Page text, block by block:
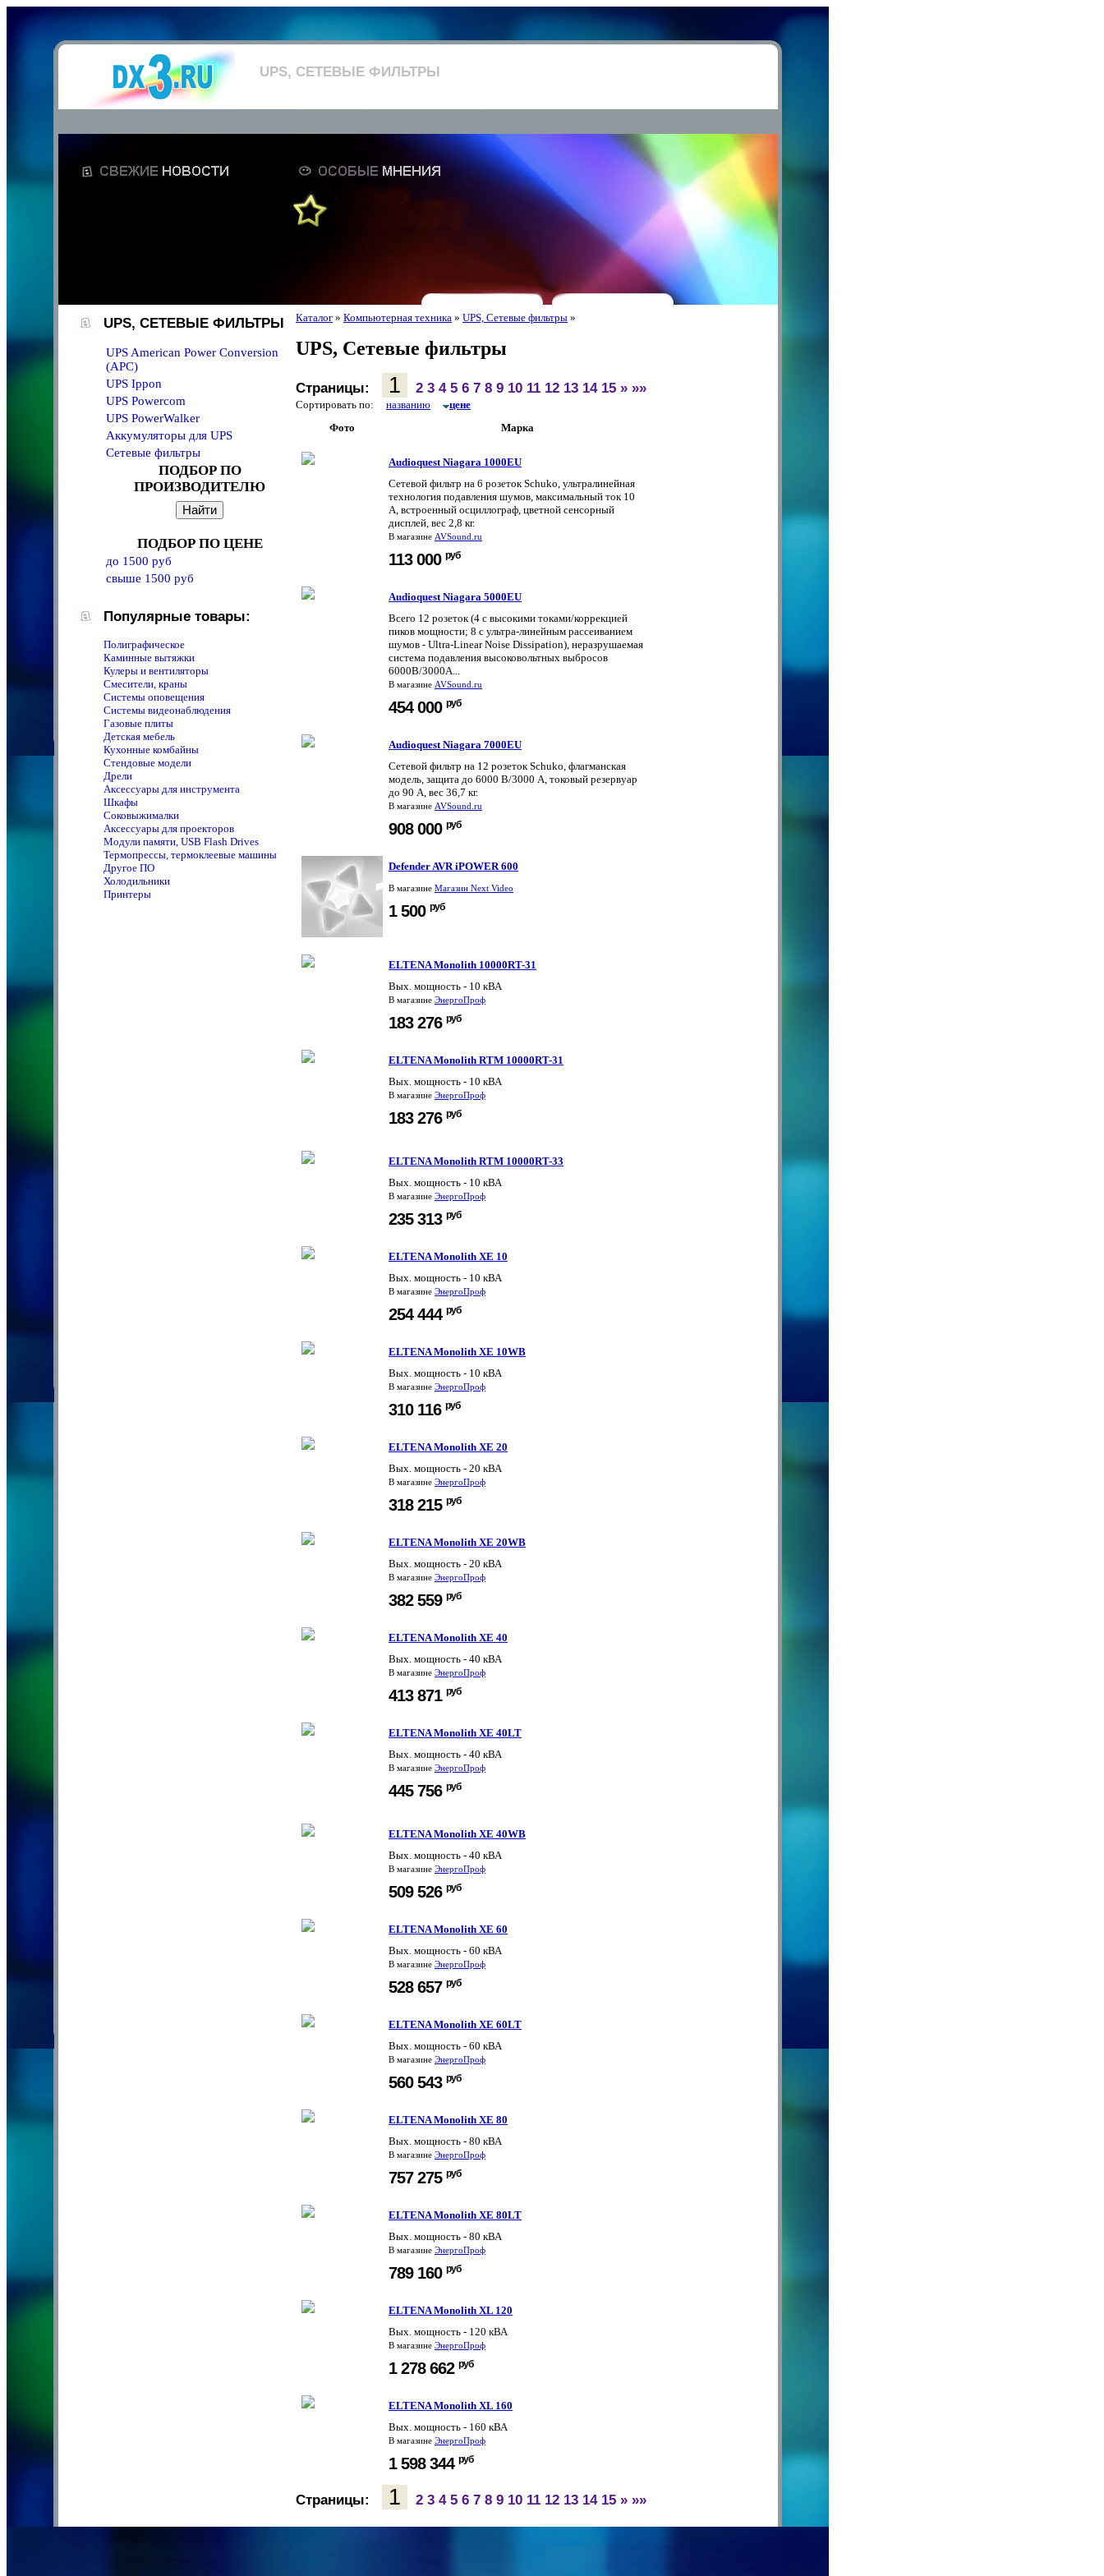
UPS, СЕТЕВЫЕ ФИЛЬТРЫ
UPS, СЕТЕВЫЕ ФИЛЬТРЫ
UPS American Power Conversion
(APC)
UPS Ippon
UPS Powercom
UPS PowerWalker
Аккумуляторы для UPS
Сетевые фильтры
ПОДБОР ПО
ПРОИЗВОДИТЕЛЮ
ПОДБОР ПО ЦЕНЕ
до 1500 руб
свыше 1500 руб
Популярные товары:
Полиграфическое
Каминные вытяжки
Кулеры и вентиляторы
Смесители, краны
Системы оповещения
Системы видеонаблюдения
Газовые плиты
Детская мебель
Кухонные комбайны
Стендовые модели
Дрели
Аксессуары для инструмента
Шкафы
Соковыжималки
Аксессуары для проекторов
Модули памяти, USB Flash Drives
Термопрессы, термоклеевые машины
Другое ПО
Холодильники
Принтеры
Каталог » Компьютерная техника » UPS, Сетевые фильтры »
UPS, Сетевые фильтры
Страницы: 1 2 3 4 5 6 7 8 9 10 11 12 13 14 15 » »»
Сортировать по: названию
цене
Фото
Марка
Audioquest Niagara 1000EU
Сетевой фильтр на 6 розеток Schuko, ультралинейная
технология подавления шумов, максимальный ток 10
А, встроенный осциллограф, цветной сенсорный
дисплей, вес 2,8 кг.
В магазине AVSound.ru
113 000 руб
Audioquest Niagara 5000EU
Всего 12 розеток (4 с высокими токами/коррекцией
пиков мощности; 8 с ультра-линейным рассеиванием
шумов - Ultra-Linear Noise Dissipation), неразрушаемая
система подавления высоковольтных выбросов
6000В/3000А...
В магазине AVSound.ru
454 000 руб
Audioquest Niagara 7000EU
Сетевой фильтр на 12 розеток Schuko, флагманская
модель, защита до 6000 В/3000 А, токовый резервуар
до 90 А, вес 36,7 кг.
В магазине AVSound.ru
908 000 руб
Defender AVR iPOWER 600
В магазине Магазин Next Video
1 500 руб
ELTENA Monolith 10000RT-31
Вых. мощность - 10 кВА
В магазине ЭнергоПроф
183 276 руб
ELTENA Monolith RTM 10000RT-31
Вых. мощность - 10 кВА
В магазине ЭнергоПроф
183 276 руб
ELTENA Monolith RTM 10000RT-33
Вых. мощность - 10 кВА
В магазине ЭнергоПроф
235 313 руб
ELTENA Monolith XE 10
Вых. мощность - 10 кВА
В магазине ЭнергоПроф
254 444 руб
ELTENA Monolith XE 10WB
Вых. мощность - 10 кВА
В магазине ЭнергоПроф
310 116 руб
ELTENA Monolith XE 20
Вых. мощность - 20 кВА
В магазине ЭнергоПроф
318 215 руб
ELTENA Monolith XE 20WB
Вых. мощность - 20 кВА
В магазине ЭнергоПроф
382 559 руб
ELTENA Monolith XE 40
Вых. мощность - 40 кВА
В магазине ЭнергоПроф
413 871 руб
ELTENA Monolith XE 40LT
Вых. мощность - 40 кВА
В магазине ЭнергоПроф
445 756 руб
ELTENA Monolith XE 40WB
Вых. мощность - 40 кВА
В магазине ЭнергоПроф
509 526 руб
ELTENA Monolith XE 60
Вых. мощность - 60 кВА
В магазине ЭнергоПроф
528 657 руб
ELTENA Monolith XE 60LT
Вых. мощность - 60 кВА
В магазине ЭнергоПроф
560 543 руб
ELTENA Monolith XE 80
Вых. мощность - 80 кВА
В магазине ЭнергоПроф
757 275 руб
ELTENA Monolith XE 80LT
Вых. мощность - 80 кВА
В магазине ЭнергоПроф
789 160 руб
ELTENA Monolith XL 120
Вых. мощность - 120 кВА
В магазине ЭнергоПроф
1 278 662 руб
ELTENA Monolith XL 160
Вых. мощность - 160 кВА
В магазине ЭнергоПроф
1 598 344 руб
Страницы: 1 2 3 4 5 6 7 8 9 10 11 12 13 14 15 » »»